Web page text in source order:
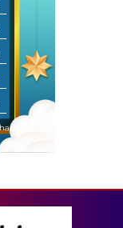
ini.